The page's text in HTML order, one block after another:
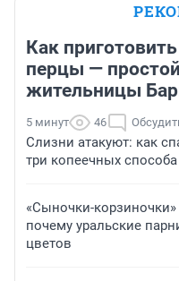
Как
перцы —
жительницы
5 минут 46
Слизни атакуют: как
три копеечных способа
«Сыночки-
почему уральские
цветов